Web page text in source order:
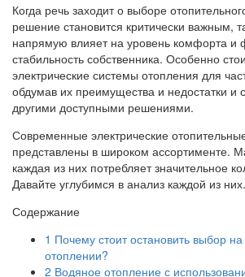
Когда речь заходит о выборе
решение становится критически важным,
напрямую влияет на уровень комфорта и
стабильность собственника. Особенно
электрические системы отопления для
обдумав их преимущества и недостатки и
другими доступными решениями.
Современные электрические
представлены в широком ассортименте.
каждая из них потребляет значительное
Давайте углубимся в анализ каждой из них.
Содержание
1 Почему стоит остановить выбор
отоплении?
2 Водяное отопление с